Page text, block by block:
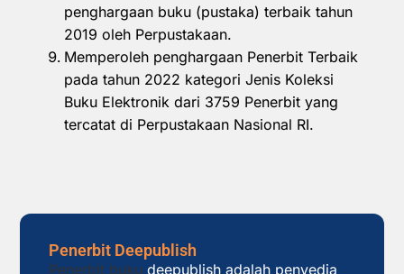
penghargaan buku (pustaka) terbaik tahun
2019 oleh Perpustakaan.
Memperoleh penghargaan Penerbit Terbaik
pada tahun 2022 kategori Jenis Koleksi
Buku Elektronik dari 3759 Penerbit yang
tercatat di Perpustakaan Nasional RI.
Penerbit Deepublish
Penerbit buku deepublish adalah penyedia